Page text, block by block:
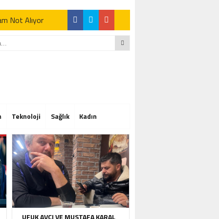
Not Alıyor
Not Alıyor
Teknoloji Sağlık Kadın
UFUK AVCI VE MUSTAFA KARAL